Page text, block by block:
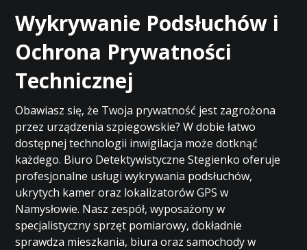
Wykrywanie Podsłuchów i
Ochrona Prywatności
Technicznej
Obawiasz się, że Twoja prywatność jest zagrożona
przez urządzenia szpiegowskie? W dobie łatwo
dostępnej technologii inwigilacja może dotknąć
każdego. Biuro Detektywistyczne Stegienko oferuje
profesjonalne usługi wykrywania podsłuchów,
ukrytych kamer oraz lokalizatorów GPS w
Namysłowie. Nasz zespół, wyposażony w
specjalistyczny sprzęt pomiarowy, dokładnie
sprawdza mieszkania, biura oraz samochody w